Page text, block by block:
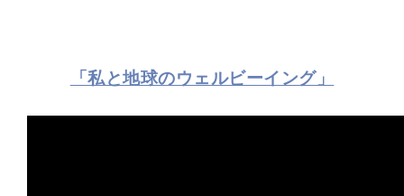
「私と地球のウェルビーイング」